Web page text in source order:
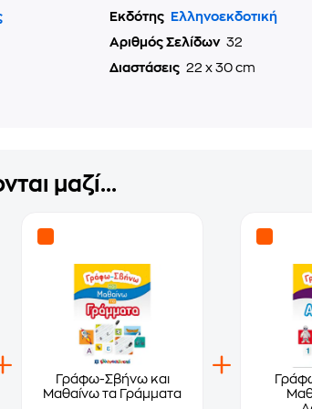
Εκδότης
Ελληνοεκδοτική
Αριθμός Σελίδων 32
Διαστάσεις 22 x 30 cm
μαζί...
Γράφω-Σβήνω και
Μαθαίνω τα Γράμματα